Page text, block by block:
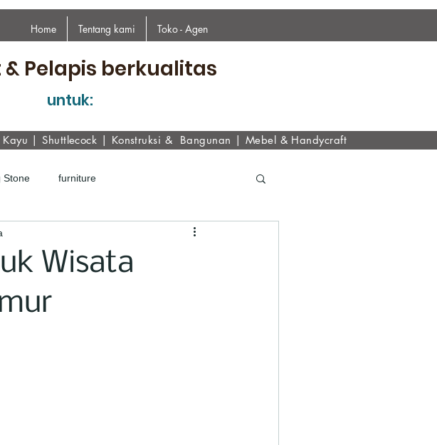
Home Tentang kami Toko - Agen
& Pelapis berkualitas
untuk:
|Shuttlecock | Konstruksi & Bangunan | Mebel & Handycraft
Stone furniture
Wisata